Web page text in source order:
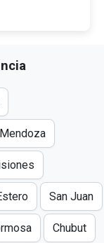
Mendoza
San Juan
Chubut